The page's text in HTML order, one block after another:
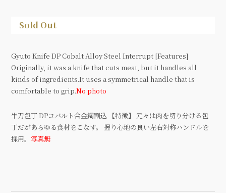
Sold Out
Gyuto Knife DP Cobalt Alloy Steel Interrupt [Features]
Originally, it was a knife that cuts meat, but it handles all
kinds of ingredients.It uses a symmetrical handle that is
comfortable to grip.No photo
牛刀包丁 DPコバルト合金鋼割込 【特徴】 元々は肉を切り分ける包
丁だがあらゆる食材をこなす。 握り心地の良い左右対称ハンドルを
採用。写真無